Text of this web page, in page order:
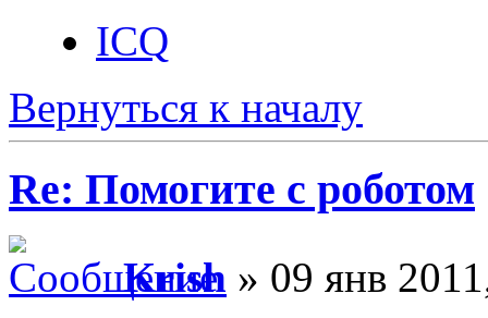
ICQ
Вернуться к началу
Re: Помогите с роботом
Krish » 09 янв